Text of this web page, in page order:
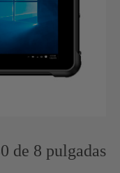
de 8 pulgadas